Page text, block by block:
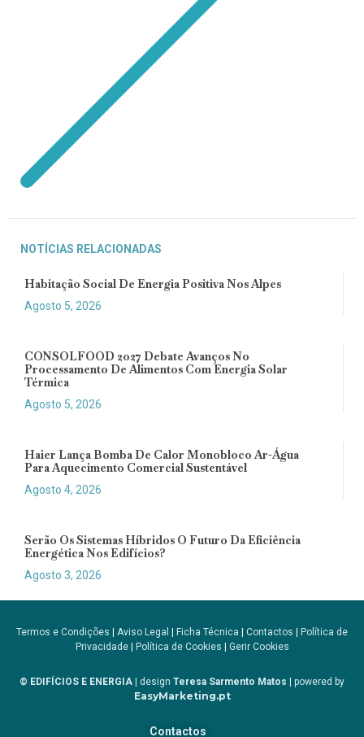
NOTÍCIAS RELACIONADAS
Habitação Social De Energia Positiva Nos Alpes
Agosto 5, 2026
CONSOLFOOD 2027 Debate Avanços No
Processamento De Alimentos Com Energia Solar
Térmica
Agosto 5, 2026
Haier Lança Bomba De Calor Monobloco Ar-Água
Para Aquecimento Comercial Sustentável
Agosto 4, 2026
Serão Os Sistemas Híbridos O Futuro Da Eficiência
Energética Nos Edifícios?
Agosto 3, 2026
Termos e Condições Aviso Legal Ficha Técnica Contactos
Política de
Privacidade| Política de Cookies Gerir Cookies
© EDIFÍCIOS E ENERGIA | design Teresa Sarmento Matos | powered by
EasyMarketing.pt
Contactos